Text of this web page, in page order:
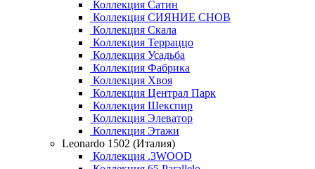
Коллекция Сатин
Коллекция СИЯНИЕ СНОВ
Коллекция Скала
Коллекция Терраццо
Коллекция Усадьба
Коллекция Фабрика
Коллекция Хвоя
Коллекция Централ Парк
Коллекция Шекспир
Коллекция Элеватор
Коллекция Этажи
Leonardo 1502 (Италия)
Коллекция .3WOOD